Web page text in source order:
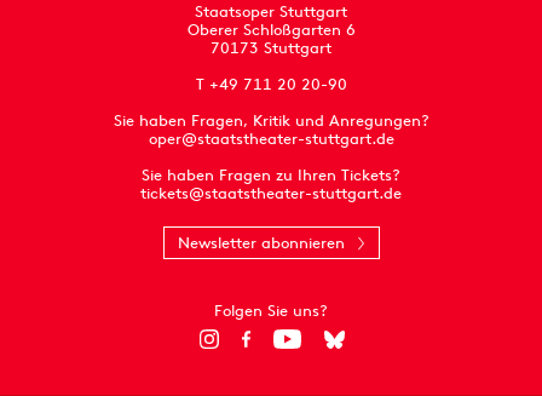
Staatsoper Stuttgart
Oberer Schloßgarten 6
70173 Stuttgart
T +49 711 20 20-90
Sie haben Fragen, Kritik und Anregungen?
oper@staatstheater-stuttgart.de
Sie haben Fragen zu Ihren Tickets?
tickets@staatstheater-stuttgart.de
Newsletter abonnieren
Folgen Sie uns?